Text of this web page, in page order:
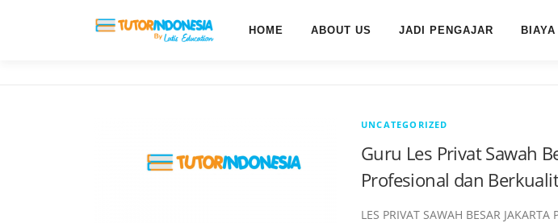
HOME ABOUT US JADI PENGAJAR
UNCATEGORIZED
Guru Les Privat Sawah
Profesional dan
LES PRIVAT SAWAH BESAR JAKARTA